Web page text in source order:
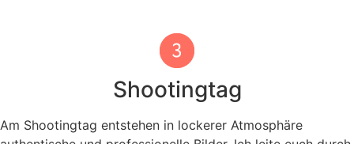
Shootingtag
Am Shootingtag entstehen in lockerer Atmosphäre